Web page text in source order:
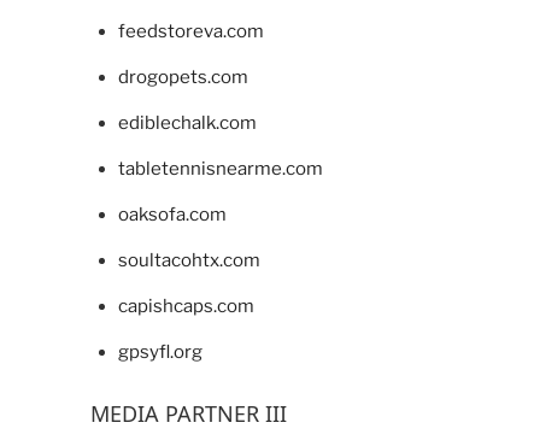
feedstoreva.com
drogopets.com
ediblechalk.com
tabletennisnearme.com
oaksofa.com
soultacohtx.com
capishcaps.com
gpsyfl.org
MEDIA PARTNER III